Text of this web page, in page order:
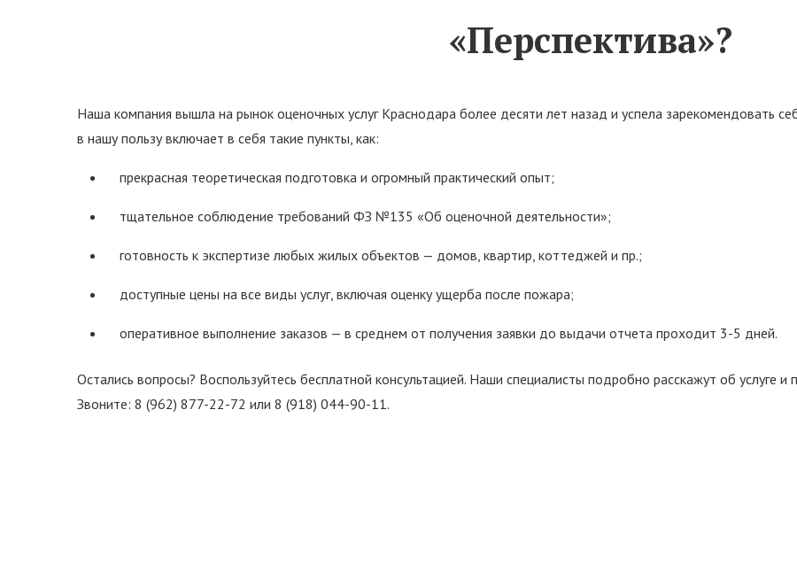
«Перспектива»?
Наша компания вышла на рынок оценочных услуг Краснодара более десяти лет назад и успела зарекомендовать
в нашу пользу включает в себя такие пункты, как:
прекрасная теоретическая подготовка и огромный практический опыт;
тщательное соблюдение требований ФЗ №135 «Об оценочной деятельности»;
готовность к экспертизе любых жилых объектов — домов, квартир, коттеджей и пр.;
доступные цены на все виды услуг, включая оценку ущерба после пожара;
оперативное выполнение заказов — в среднем от получения заявки до выдачи отчета проходит 3-5 дней.
Остались вопросы? Воспользуйтесь бесплатной консультацией. Наши специалисты подробно расскажут об услуге
Звоните: 8 (962) 877-22-72 или 8 (918) 044-90-11.